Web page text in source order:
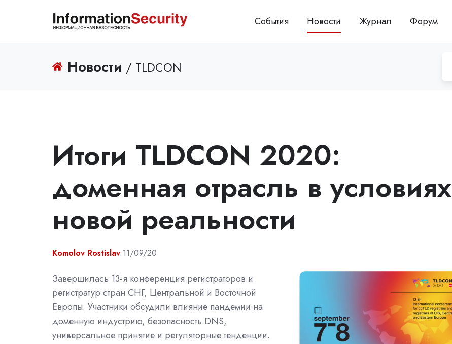
События Новости Журнал Форум
Новости / TLDCON
Итоги TLDCON 2020:
доменная отрасль в условиях
новой реальности
Komolov Rostislav 11/09/20
Завершилась 13-я конференция регистраторов и
регистратур стран СНГ, Центральной и Восточной
Европы. Участники обсудили влияние пандемии на
доменную индустрию, безопасность DNS,
универсальное принятие и регуляторные тенденции.